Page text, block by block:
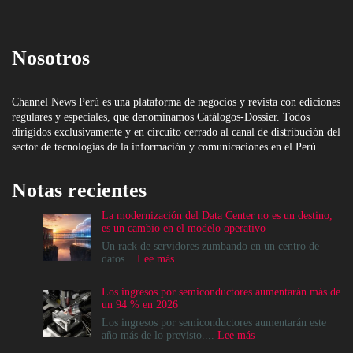
Nosotros
Channel News Perú es una plataforma de negocios y revista con ediciones
regulares y especiales, que denominamos Catálogos-Dossier. Todos
dirigidos exclusivamente y en circuito cerrado al canal de distribución del
sector de tecnologías de la información y comunicaciones en el Perú.
Notas recientes
La modernización del Data Center no es un destino,
es un cambio en el modelo operativo
Un rack de servidores zumbando en un centro de
datos... Lee más:
del
Data
Center
no
Los ingresos por semiconductores aumentarán más de
un 94 % en 2026
Los ingresos por semiconductores aumentarán este
año más de lo previsto.... Lee más: